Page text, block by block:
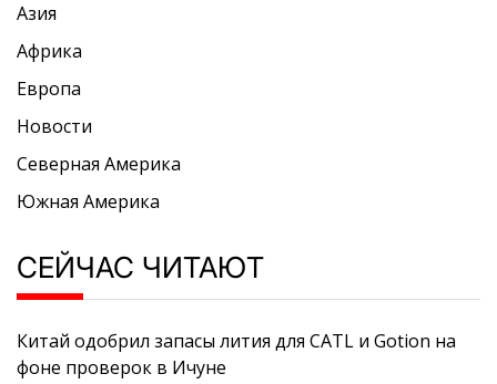
Азия
Африка
Европа
Новости
Северная Америка
Южная Америка
СЕЙЧАС ЧИТАЮТ
Китай одобрил запасы лития для CATL и Gotion на
фоне проверок в Ичуне